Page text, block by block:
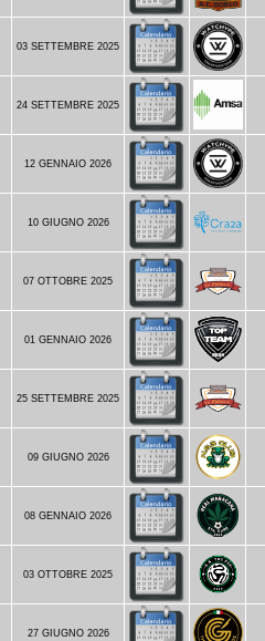
03 SETTEMBRE 2025
24 SETTEMBRE 2025
12 GENNAIO 2026
10 GIUGNO 2026
07 OTTOBRE 2025
01 GENNAIO 2026
25 SETTEMBRE 2025
09 GIUGNO 2026
08 GENNAIO 2026
03 OTTOBRE 2025
27 GIUGNO 2026